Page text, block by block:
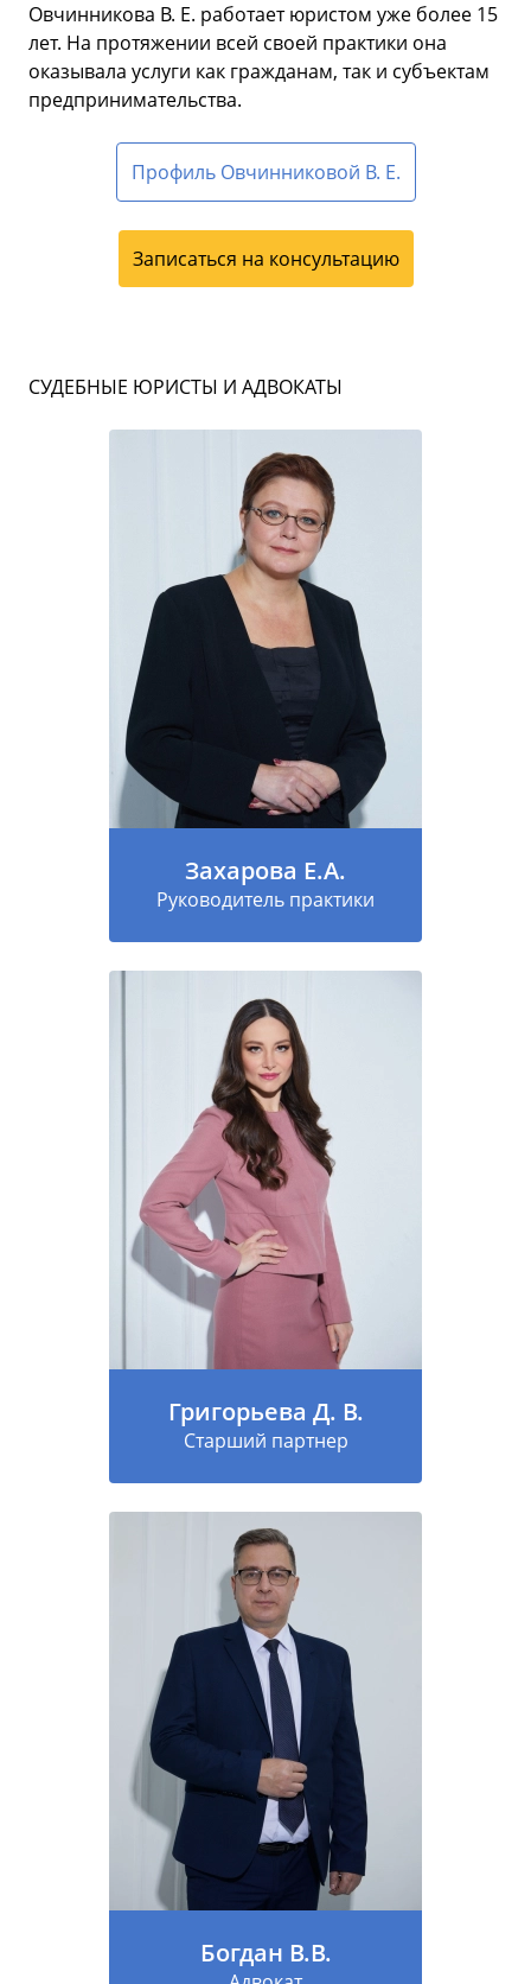
Овчинникова В. Е. работает юристом уже более 15
лет. На протяжении всей своей практики она
оказывала услуги как гражданам, так и субъектам
предпринимательства.
Профиль Овчинниковой В. Е.
Записаться на консультацию
СУДЕБНЫЕ ЮРИСТЫ И АДВОКАТЫ
Захарова Е.А.
Руководитель практики
Григорьева Д. В.
Старший партнер
Богдан В.В.